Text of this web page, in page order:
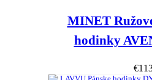
MINET
hodinky
€